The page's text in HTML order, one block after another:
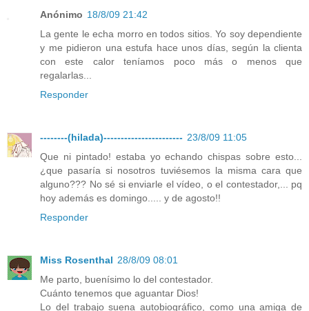
Anónimo 18/8/09 21:42
La gente le echa morro en todos sitios. Yo soy dependiente
y me pidieron una estufa hace unos días, según la clienta
con este calor teníamos poco más o menos que
regalarlas...
Responder
--------(hilada)----------------------- 23/8/09 11:05
Que ni pintado! estaba yo echando chispas sobre esto...
¿que pasaría si nosotros tuviésemos la misma cara que
alguno??? No sé si enviarle el vídeo, o el contestador,... pq
hoy además es domingo..... y de agosto!!
Responder
Miss Rosenthal 28/8/09 08:01
Me parto, buenísimo lo del contestador.
Cuánto tenemos que aguantar Dios!
Lo del trabajo suena autobiográfico, como una amiga de